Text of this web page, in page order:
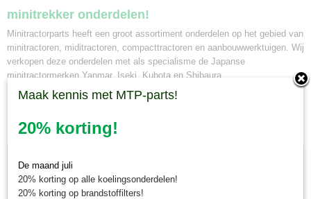
minitrekker onderdelen!
Minitractorparts heeft een groot assortiment onderdelen op het gebied van
minitractoren, miditractoren, compacttractoren en aanbouwwerktuigen. Wij
verkopen deze onderdelen met als specialisme de Japanse
minitractormerken Yanmar, Iseki, Kubota en Shibaura.
Ook interessant
Maak kennis met MTP-parts!
20% korting!
De maand juli
20% korting op alle koelingsonderdelen!
20% korting op brandstoffilters!